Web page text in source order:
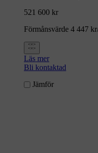
521 600 kr
Förmånsvärde 4 447
Läs mer
Bli kontaktad
Jämför